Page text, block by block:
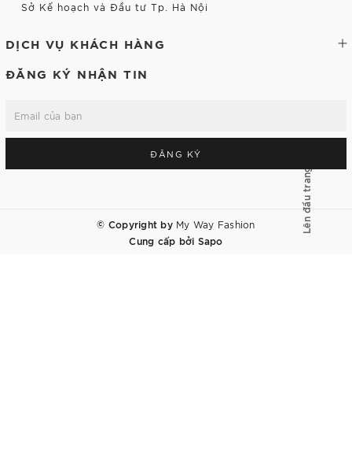
Sở Kế hoạch và Đầu tư Tp. Hà Nội
DỊCH VỤ KHÁCH HÀNG
ĐĂNG KÝ NHẬN TIN
ĐĂNG KÝ
© Copyright by My Way Fashion
Cung cấp bởi Sapo
Lên đầu trang